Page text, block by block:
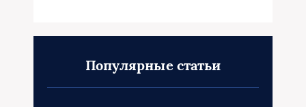
Популярные статьи